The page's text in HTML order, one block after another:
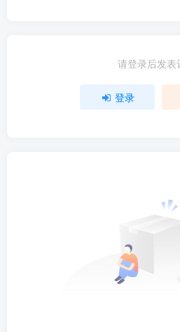
请登录后发表
登录